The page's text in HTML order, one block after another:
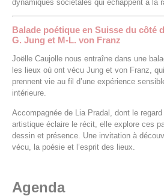
dynamiques sociétales qui échappent à la
Balade poétique en Suisse du côté
G. Jung et M-L. von Franz
Joëlle Caujolle nous entraîne dans une
les lieux où ont vécu Jung et von Franz, qui
prennent vie au fil d’une expérience
intérieure.
Accompagnée de Lia Pradal, dont le regard
artistique éclaire le récit, elle explore ces
dessin et présence. Une invitation à
vécu, la poésie et l’esprit des lieux.
Agenda